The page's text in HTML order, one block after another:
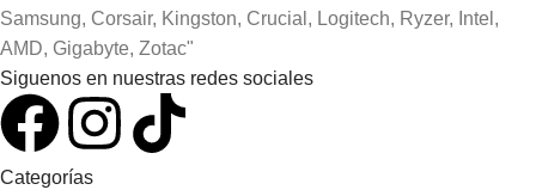
Samsung, Corsair, Kingston, Crucial, Logitech, Ryzer, Intel,
AMD, Gigabyte, Zotac"
Siguenos en nuestras redes sociales
Categorías